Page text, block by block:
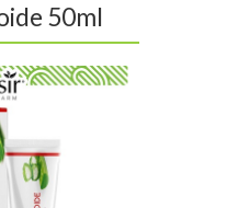
50ml